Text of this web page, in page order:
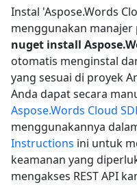
Instal 'Aspose.Words
menggunakan manajer
nuget install
otomatis menginstal
yang sesuai di proyek
Anda dapat secara
Aspose.Words Cloud
menggunakannya
Instructions ini untuk
keamanan yang
mengakses REST API